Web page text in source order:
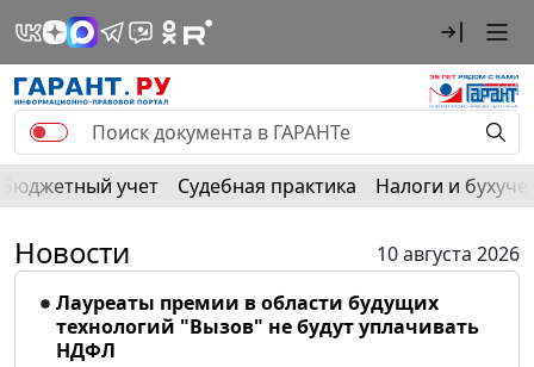
Бюджетный учет Судебная практика Налоги и
Новости
10 августа 2026
Лауреаты премии в области будущих
технологий "Вызов" не будут уплачивать
НДФЛ